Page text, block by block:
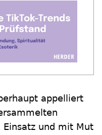
appelliert
und mit Mut